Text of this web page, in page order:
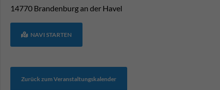
14770 Brandenburg an der Havel
NAVI STARTEN
Zurück zum Veranstaltungskalender